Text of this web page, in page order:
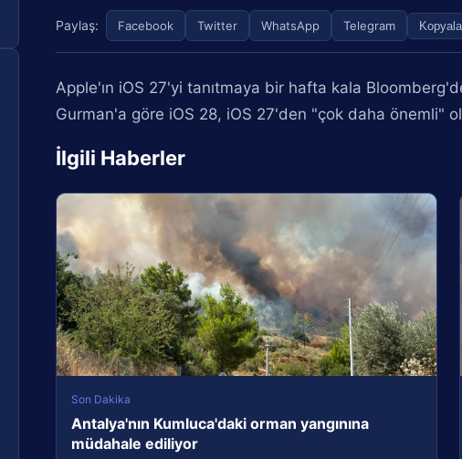
Paylaş: Facebook Twitter WhatsApp Telegram Kopyala
Apple'ın iOS 27'yi tanıtmaya bir hafta kala
Gurman'a göre iOS 28, iOS 27'den "çok daha önemli"
İlgili Haberler
Son Dakika
Antalya'nın Kumluca'daki orman yangınına
müdahale ediliyor